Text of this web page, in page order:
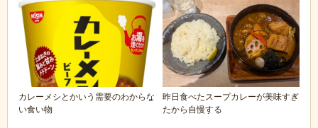
カレーメシとかいう需要のわからな
い食い物
昨日食べたスープカレーが美味すぎ
たから自慢する